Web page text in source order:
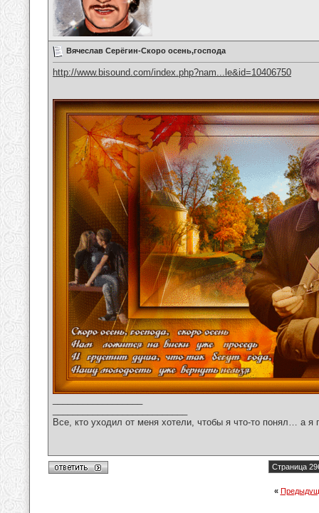
Вячеслав Серёгин-Скоро осень,господа
http://www.bisound.com/index.php?nam...le&id=10406750
Все, кто уходил от меня хотели, чтобы я что-то понял… а
Страница
«